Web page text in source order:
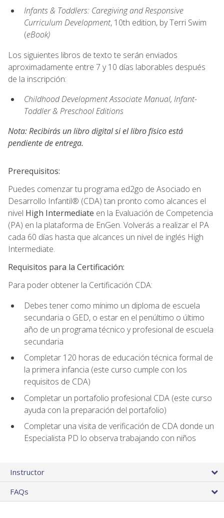
Infants & Toddlers: Caregiving and Responsive
Curriculum Development, 10th edition, by Terri Swim
(eBook)
Los siguientes libros de texto te serán enviados
aproximadamente entre 7 y 10 días laborables después
de la inscripción:
Childhood Development Associate Manual, Infant-
Toddler & Preschool Editions
Nota: Recibirás un libro digital si el libro físico está
pendiente de entrega.
Prerequisitos:
Puedes comenzar tu programa ed2go de Asociado en
Desarrollo Infantil® (CDA) tan pronto como alcances el
nivel High Intermediate en la Evaluación de Competencia
(PA) en la plataforma de EnGen. Volverás a realizar el PA
cada 60 días hasta que alcances un nivel de inglés High
Intermediate.
Requisitos para la Certificación:
Para poder obtener la Certificación CDA:
Debes tener como mínimo un diploma de escuela
secundaria o GED, o estar en el penúltimo o último
año de un programa técnico y profesional de escuela
secundaria
Completar 120 horas de educación técnica formal de
la primera infancia (este curso cumple con los
requisitos de CDA)
Completar un portafolio profesional CDA (este curso
ayuda con la preparación del portafolio)
Completar una visita de verificación de CDA donde un
Especialista PD lo observa trabajando con niños
Instructor
FAQs